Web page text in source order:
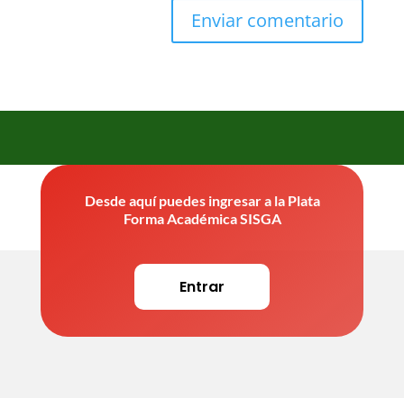
Desde aquí puedes ingresar a la Plata
Forma Académica SISGA
Entrar